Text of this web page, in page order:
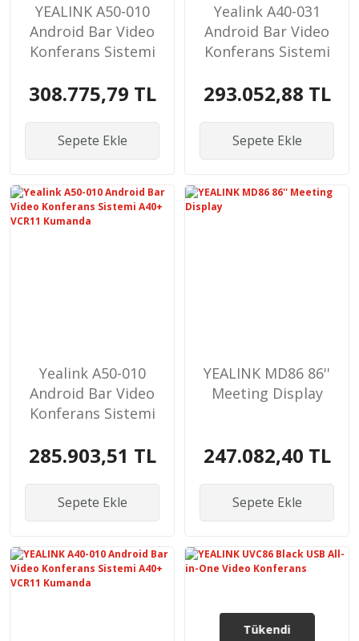
YEALINK A50-010
Android Bar Video
Konferans Sistemi
Kumanda
308.775,79 TL
Sepete Ekle
Yealink A40-031
Android Bar Video
Konferans Sistemi
293.052,88 TL
Sepete Ekle
Yealink A50-010
Android Bar Video
Konferans Sistemi
Kumanda
285.903,51 TL
Sepete Ekle
YEALINK MD86 86''
Meeting Display
247.082,40 TL
Sepete Ekle
Tükendi